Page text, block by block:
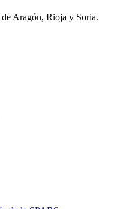
Aragón, Rioja y Soria.